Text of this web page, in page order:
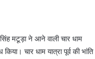
मटूड़ा ने आने वाली चार धाम
चार धाम यात्रा पूर्व की भांति